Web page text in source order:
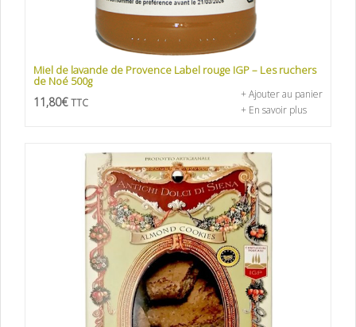
Miel de lavande de Provence Label rouge IGP – Les ruchers
de Noé 500g
11,80€ TTC
+ Ajouter au panier
+ En savoir plus